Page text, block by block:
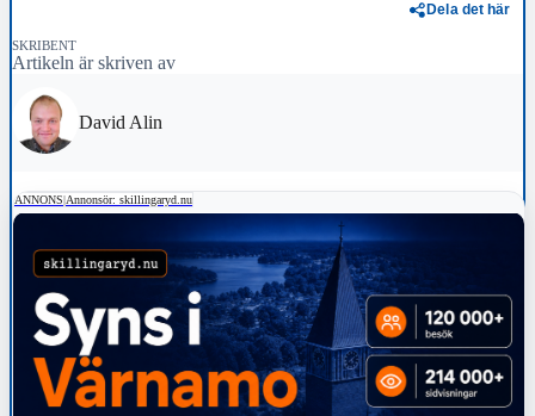
Dela det här
SKRIBENT
Artikeln är skriven av
David Alin
ANNONS Annonsör: skillingaryd.nu